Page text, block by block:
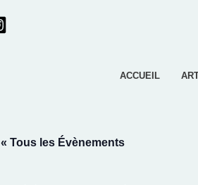
ACCUEIL
« Tous les Évènements